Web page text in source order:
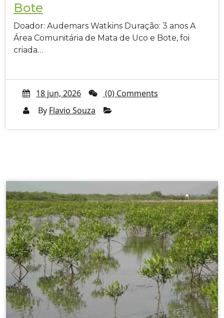
Bote
Doador: Audemars Watkins Duração: 3 anos A
Área Comunitária de Mata de Uco e Bote, foi
criada…
18 jun, 2026
(0) Comments
By Flavio Souza